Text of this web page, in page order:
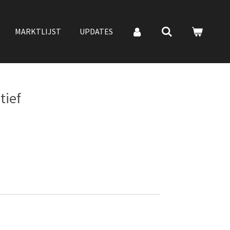
MARKTLIJST UPDATES